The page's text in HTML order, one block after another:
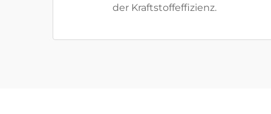
der Kraftstoffeffizienz.